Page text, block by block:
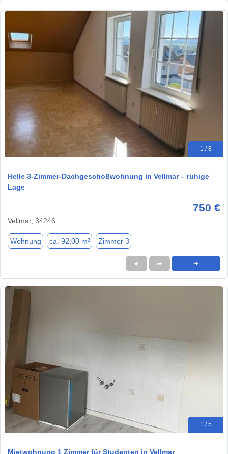
1 / 8
Helle 3-Zimmer-Dachgeschoßwohnung in Vellmar – ruhige
Lage
750 €
Vellmar, 34246
Wohnung ca. 92,00 m² Zimmer 3
★ ➦ ➜
1 / 5
Mietwohnung 1 Zimmer für Studenten in Vellmar